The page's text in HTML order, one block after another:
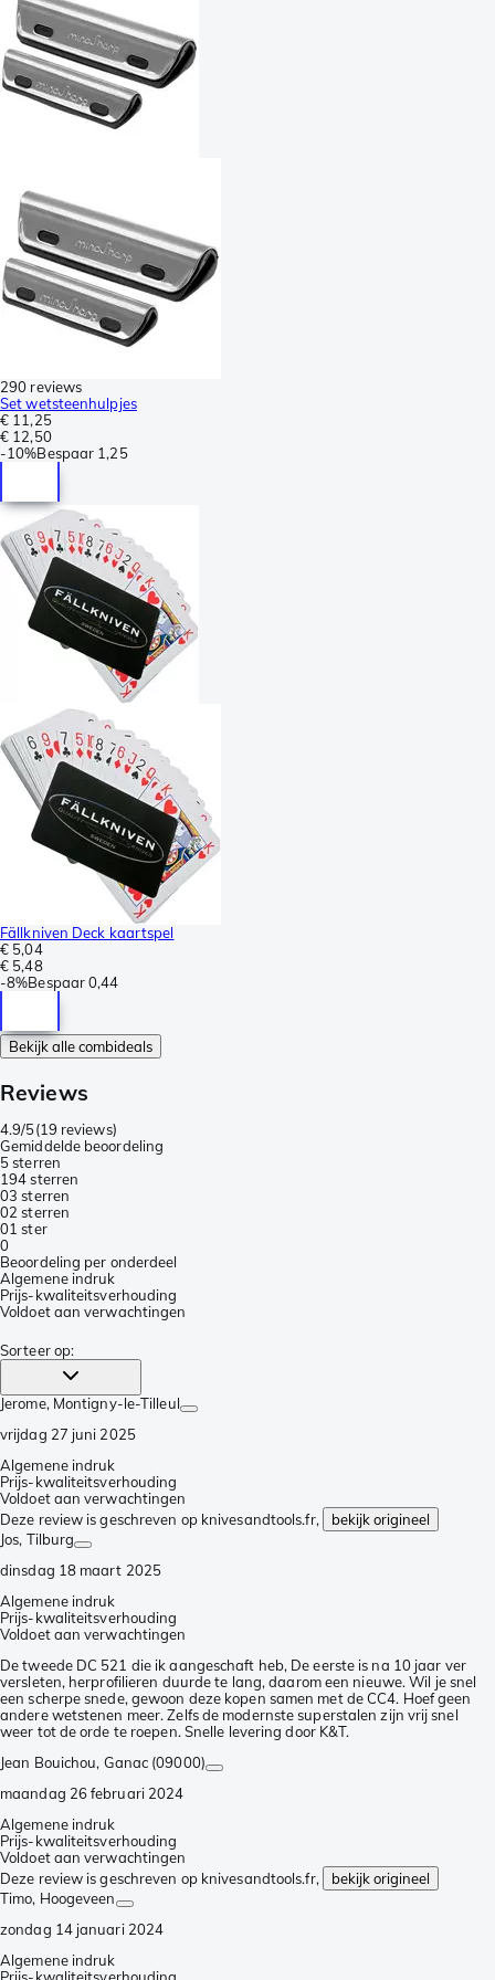
290 reviews
Set wetsteenhulpjes
€ 11,25
€ 12,50
-10%Bespaar 1,25
Fällkniven Deck kaartspel
€ 5,04
€ 5,48
-8%Bespaar0,44
Bekijk alle combideals
Reviews
4.9/5(19 reviews)
Gemiddelde beoordeling
5 sterren
194 sterren
03 sterren
02 sterren
01 ster
0
Beoordeling per onderdeel
Algemene indruk
Prijs-kwaliteitsverhouding
Voldoet aan verwachtingen
Sorteer op:
Jerome, Montigny-le-Tilleul
vrijdag 27 juni 2025
Algemene indruk
Prijs-kwaliteitsverhouding
Voldoet aan verwachtingen
Deze review is geschreven op knivesandtools.fr,
bekijk origineel
Jos, Tilburg
dinsdag 18 maart 2025
Algemene indruk
Prijs-kwaliteitsverhouding
Voldoet aan verwachtingen
De tweede DC 521 die ik aangeschaft heb, De eerste is na 10 jaar ver
versleten, herprofilieren duurde te lang, daarom een nieuwe. Wil je snel
een scherpe snede, gewoon deze kopen samen met de CC4. Hoef geen
andere wetstenen meer. Zelfs de modernste superstalen zijn vrij snel
weer tot de orde te roepen. Snelle levering door K&T.
Jean Bouichou, Ganac (09000)
maandag 26 februari 2024
Algemene indruk
Prijs-kwaliteitsverhouding
Voldoet aan verwachtingen
Deze review is geschreven op knivesandtools.fr,
bekijk origineel
Timo, Hoogeveen
zondag 14 januari 2024
Algemene indruk